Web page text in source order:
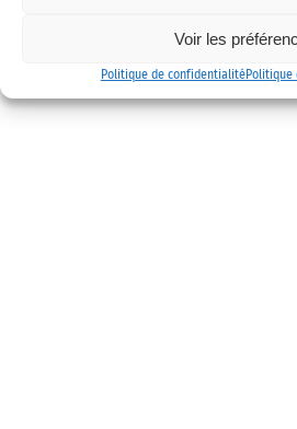
Voir les
Politique de confidentialité